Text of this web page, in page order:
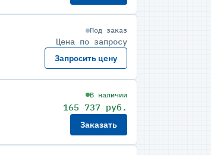
Под заказ
Цена по запросу
Запросить цену
В наличии
165 737 руб.
Заказать